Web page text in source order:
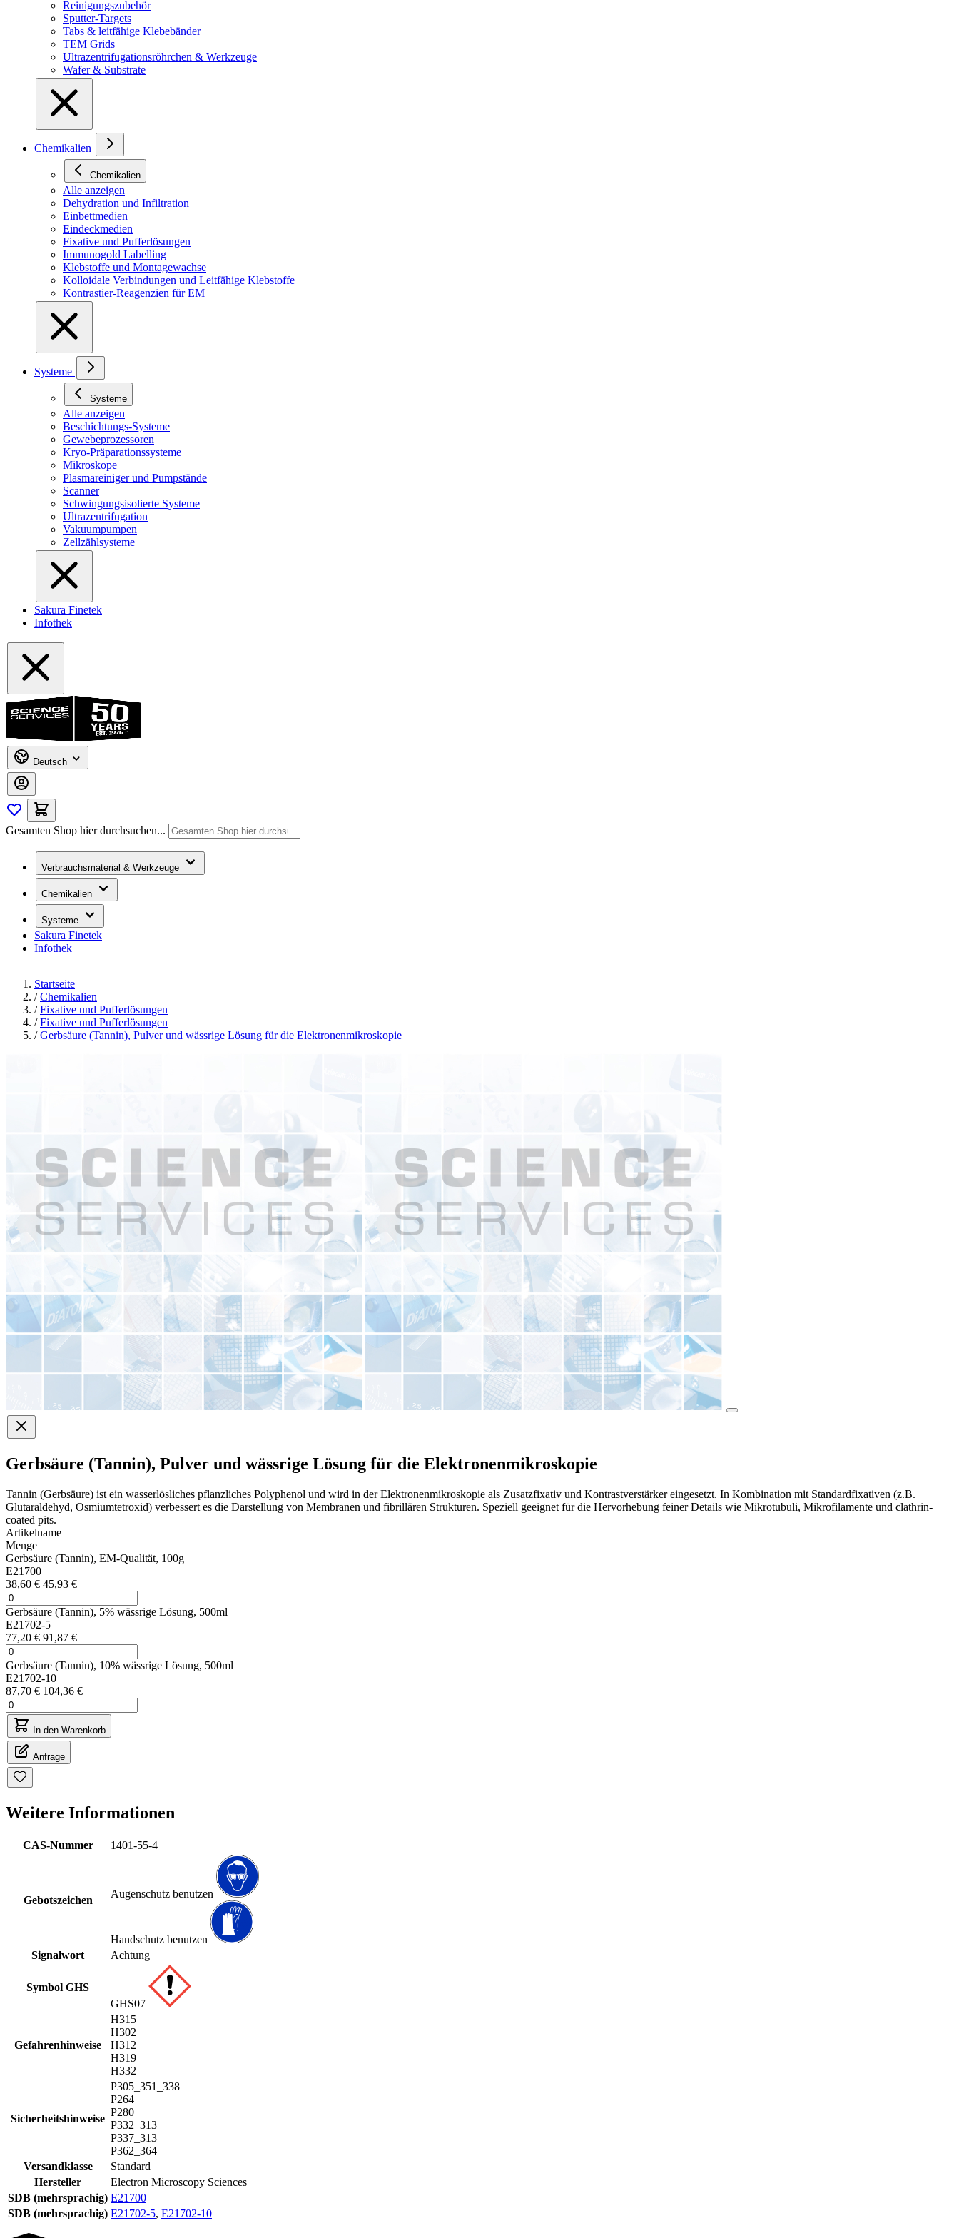
Reinigungszubehör
Sputter-Targets
Tabs & leitfähige Klebebänder
TEM Grids
Ultrazentrifugationsröhrchen & Werkzeuge
Wafer & Substrate
Chemikalien
Chemikalien
Alle anzeigen
Dehydration und Infiltration
Einbettmedien
Eindeckmedien
Fixative und Pufferlösungen
Immunogold Labelling
Klebstoffe und Montagewachse
Kolloidale Verbindungen und Leitfähige Klebstoffe
Kontrastier-Reagenzien für EM
Systeme
Systeme
Alle anzeigen
Beschichtungs-Systeme
Gewebeprozessoren
Kryo-Präparationssysteme
Mikroskope
Plasmareiniger und Pumpstände
Scanner
Schwingungsisolierte Systeme
Ultrazentrifugation
Vakuumpumpen
Zellzählsysteme
Sakura Finetek
Infothek
Deutsch
Gesamten Shop hier durchsuchen...
Verbrauchsmaterial & Werkzeuge
Chemikalien
Systeme
Sakura Finetek
Infothek
Startseite
/ Chemikalien
/ Fixative und Pufferlösungen
/ Fixative und Pufferlösungen
/ Gerbsäure (Tannin), Pulver und wässrige Lösung für die Elektronenmikroskopie
Gerbsäure (Tannin), Pulver und wässrige Lösung für die Elektronenmikroskopie
Tannin (Gerbsäure) ist ein wasserlösliches pflanzliches Polyphenol und wird in der Elektronenmikroskopie als Zusatzfixativ und Kontrastverstärker eingesetzt. In Kombination mit Standardfixativen (z.B.
Glutaraldehyd, Osmiumtetroxid) verbessert es die Darstellung von Membranen und fibrillären Strukturen. Speziell geeignet für die Hervorhebung feiner Details wie Mikrotubuli, Mikrofilamente und clathrin-
coated pits.
Artikelname
Menge
Gerbsäure (Tannin), EM-Qualität, 100g
E21700
38,60 € 45,93 €
Gerbsäure (Tannin), 5% wässrige Lösung, 500ml
E21702-5
77,20 € 91,87 €
Gerbsäure (Tannin), 10% wässrige Lösung, 500ml
E21702-10
87,70 € 104,36 €
In den Warenkorb
Anfrage
Weitere Informationen
CAS-Nummer 1401-55-4
Gebotszeichen
Augenschutz benutzen
Handschutz benutzen
Signalwort
Achtung
Symbol GHS
GHS07
Gefahrenhinweise
H315
H302
H312
H319
H332
Sicherheitshinweise
P305_351_338
P264
P280
P332_313
P337_313
P362_364
Versandklasse
Standard
Hersteller
Electron Microscopy Sciences
SDB (mehrsprachig) E21700
SDB (mehrsprachig) E21702-5, E21702-10